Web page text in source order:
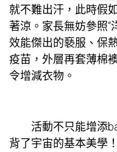
就不難出汗，此時假
著涼。家長無妨參照“
效能傑出的褻服、保
疫苗 ，外層再套薄棉
令增減衣物。
活動不只能增添
背了宇宙的基本美學